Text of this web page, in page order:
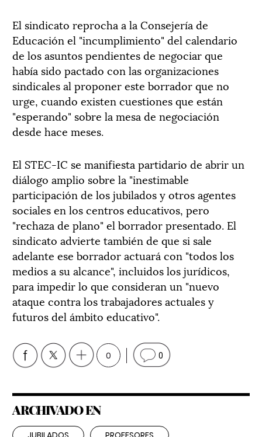
El sindicato reprocha a la Consejería de
Educación el "incumplimiento" del calendario
de los asuntos pendientes de negociar que
había sido pactado con las organizaciones
sindicales al proponer este borrador que no
urge, cuando existen cuestiones que están
"esperando" sobre la mesa de negociación
desde hace meses.
El STEC-IC se manifiesta partidario de abrir un
diálogo amplio sobre la "inestimable
participación de los jubilados y otros agentes
sociales en los centros educativos, pero
"rechaza de plano" el borrador presentado. El
sindicato advierte también de que si sale
adelante ese borrador actuará con "todos los
medios a su alcance", incluidos los jurídicos,
para impedir lo que consideran un "nuevo
ataque contra los trabajadores actuales y
futuros del ámbito educativo".
0 0
ARCHIVADO EN